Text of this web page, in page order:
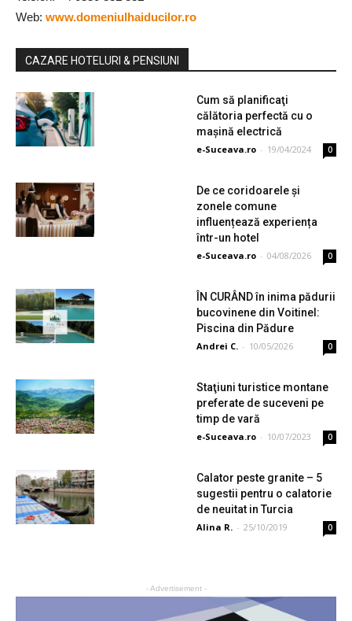
Web: www.domeniulhaiducilor.ro
CAZARE HOTELURI & PENSIUNI
Cum să planificaţi
călătoria perfectă cu o
maşină electrică
e-Suceava.ro - 19/04/2024 0
De ce coridoarele și
zonele comune
influențează experiența
într-un hotel
e-Suceava.ro - 04/08/2026 0
ÎN CURÂND în inima pădurii
bucovinene din Voitinel:
Piscina din Pădure
Andrei C. - 10/05/2026 0
Staţiuni turistice montane
preferate de suceveni pe
timp de vară
e-Suceava.ro - 10/07/2023 0
Calator peste granite – 5
sugestii pentru o calatorie
de neuitat in Turcia
Alina R. - 25/10/2019 0
- Advertisement -